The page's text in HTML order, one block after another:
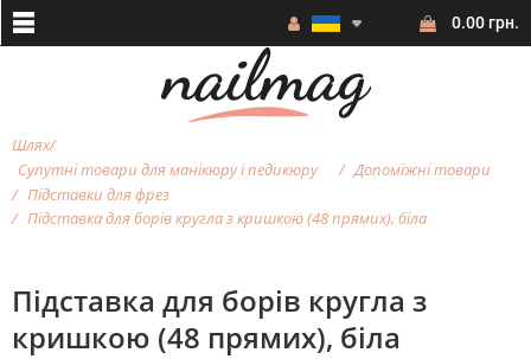
0.00 грн.
Шлях
Супутні товари для манікюру і педикюру
Допоміжні товари
Підставки для фрез
Підставка для борів кругла з кришкою (48 прямих), біла
Підставка для борів кругла з
кришкою (48 прямих), біла